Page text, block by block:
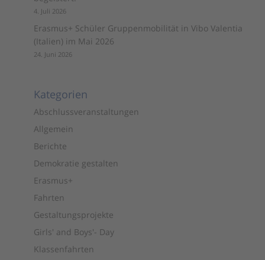
4. Juli 2026
Erasmus+ Schüler Gruppenmobilität in Vibo Valentia
(Italien) im Mai 2026
24. Juni 2026
Kategorien
Abschlussveranstaltungen
Allgemein
Berichte
Demokratie gestalten
Erasmus+
Fahrten
Gestaltungsprojekte
Girls' and Boys'- Day
Klassenfahrten